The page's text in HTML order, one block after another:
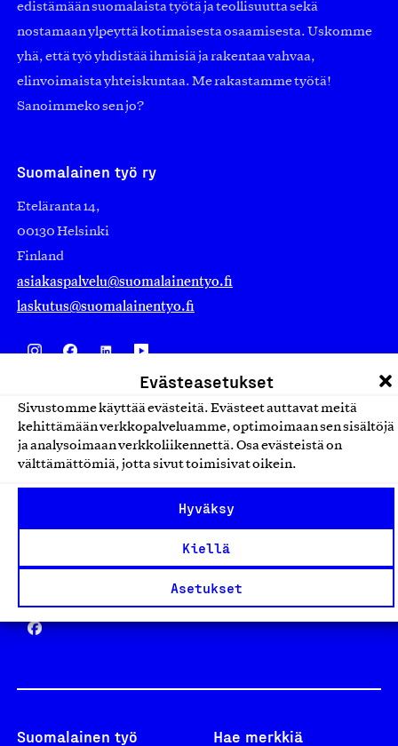
Evästeasetukset
Sivustomme käyttää evästeitä. Evästeet auttavat meitä
kehittämään verkkopalveluamme, optimoimaan sen sisältöjä
ja analysoimaan verkkoliikennettä. Osa evästeistä on
välttämättömiä, jotta sivut toimisivat oikein.
Hyväksy
Kiellä
Asetukset
edistämään suomalaista työtä ja teollisuutta sekä
nostamaan ylpeyttä kotimaisesta osaamisesta. Uskomme
yhä, että työ yhdistää ihmisiä ja rakentaa vahvaa,
elinvoimaista yhteiskuntaa. Me rakastamme työtä!
Sanoimmeko sen jo?
Suomalainen työ ry
Eteläranta 14,
00130 Helsinki
Finland
asiakaspalvelu@suomalainentyo.fi
laskutus@suomalainentyo.fi
Avainlippu
Yhteiskunnallinen Yritys -merkki
Suomalainen työ Hae merkkiä